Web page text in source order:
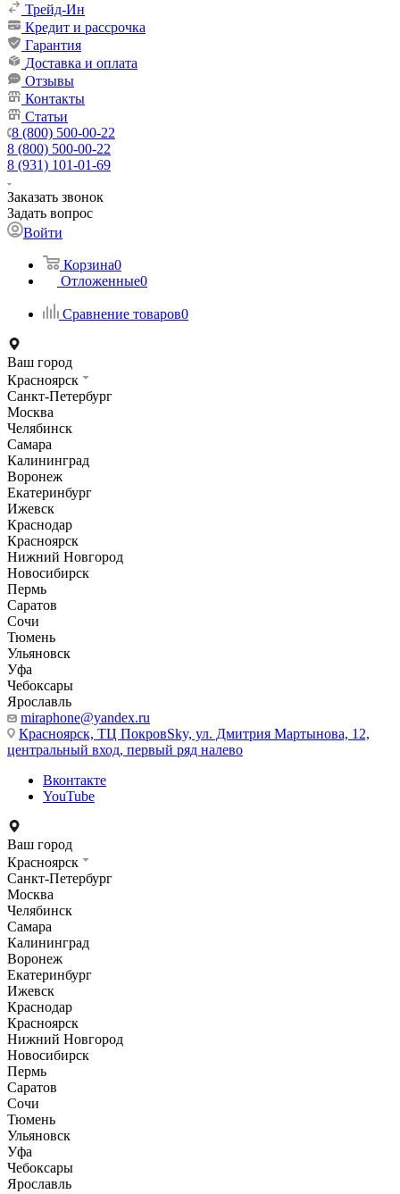
Трейд-Ин
Кредит и рассрочка
Гарантия
Доставка и оплата
Отзывы
Контакты
Статьи
8 (800) 500-00-22
8 (800) 500-00-22
8 (931) 101-01-69
Заказать звонок
Задать вопрос
Войти
Корзина0
Отложенные0
Сравнение товаров0
Ваш город
Красноярск
Санкт-Петербург
Москва
Челябинск
Самара
Калининград
Воронеж
Екатеринбург
Ижевск
Краснодар
Красноярск
Нижний Новгород
Новосибирск
Пермь
Саратов
Сочи
Тюмень
Ульяновск
Уфа
Чебоксары
Ярославль
miraphone@yandex.ru
Красноярск, ТЦ ПокровSky, ул. Дмитрия Мартынова, 12,
центральный вход, первый ряд налево
Вконтакте
YouTube
Ваш город
Красноярск
Санкт-Петербург
Москва
Челябинск
Самара
Калининград
Воронеж
Екатеринбург
Ижевск
Краснодар
Красноярск
Нижний Новгород
Новосибирск
Пермь
Саратов
Сочи
Тюмень
Ульяновск
Уфа
Чебоксары
Ярославль